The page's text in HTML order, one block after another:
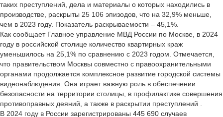
таких преступлений, дела и материалы о которых находились в
производстве, раскрыты 25 106 эпизодов, что на 32,9% меньше,
чем в 2023 году. Показатель раскрываемости – 45,1%.
Как сообщает Главное управление МВД России по Москве, в 2024
году в российской столице количество квартирных краж
уменьшилось на 25,1% по сравнению с 2023 годом. Отмечается,
что правительством Москвы совместно с правоохранительными
органами продолжается комплексное развитие городской системы
видеонаблюдения. Она играет важную роль в обеспечении
безопасности на территории столицы, в профилактике совершения
противоправных деяний, а также в раскрытии преступлений .
В 2024 году в России зарегистрированы 445 690 случаев